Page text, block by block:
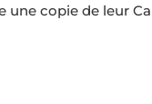
une copie de leur